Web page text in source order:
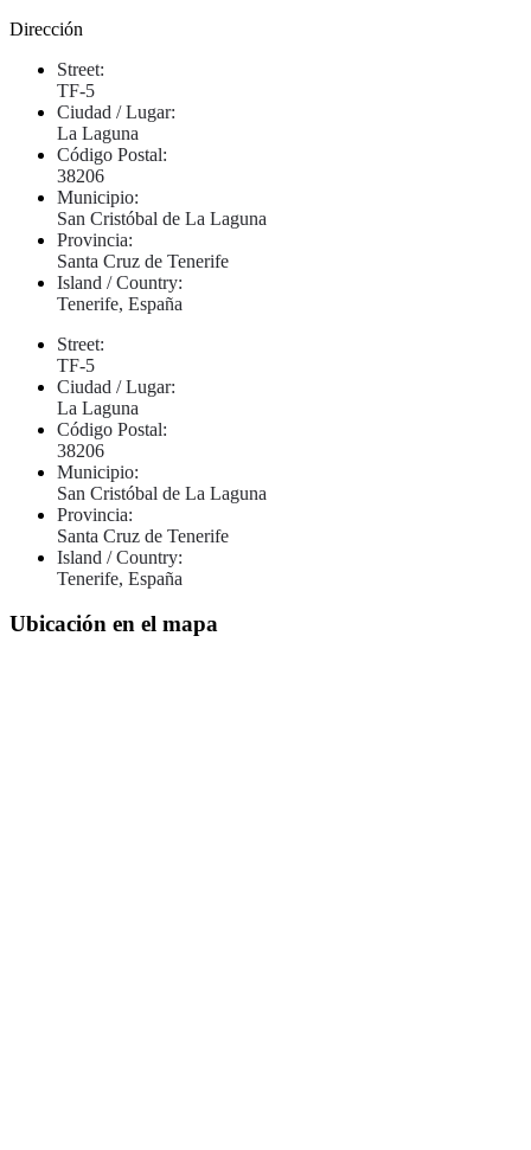
Dirección
Street:
TF-5
Ciudad / Lugar:
La Laguna
Código Postal:
38206
Municipio:
San Cristóbal de La Laguna
Provincia:
Santa Cruz de Tenerife
Island / Country:
Tenerife, España
Street:
TF-5
Ciudad / Lugar:
La Laguna
Código Postal:
38206
Municipio:
San Cristóbal de La Laguna
Provincia:
Santa Cruz de Tenerife
Island / Country:
Tenerife, España
Ubicación en el mapa